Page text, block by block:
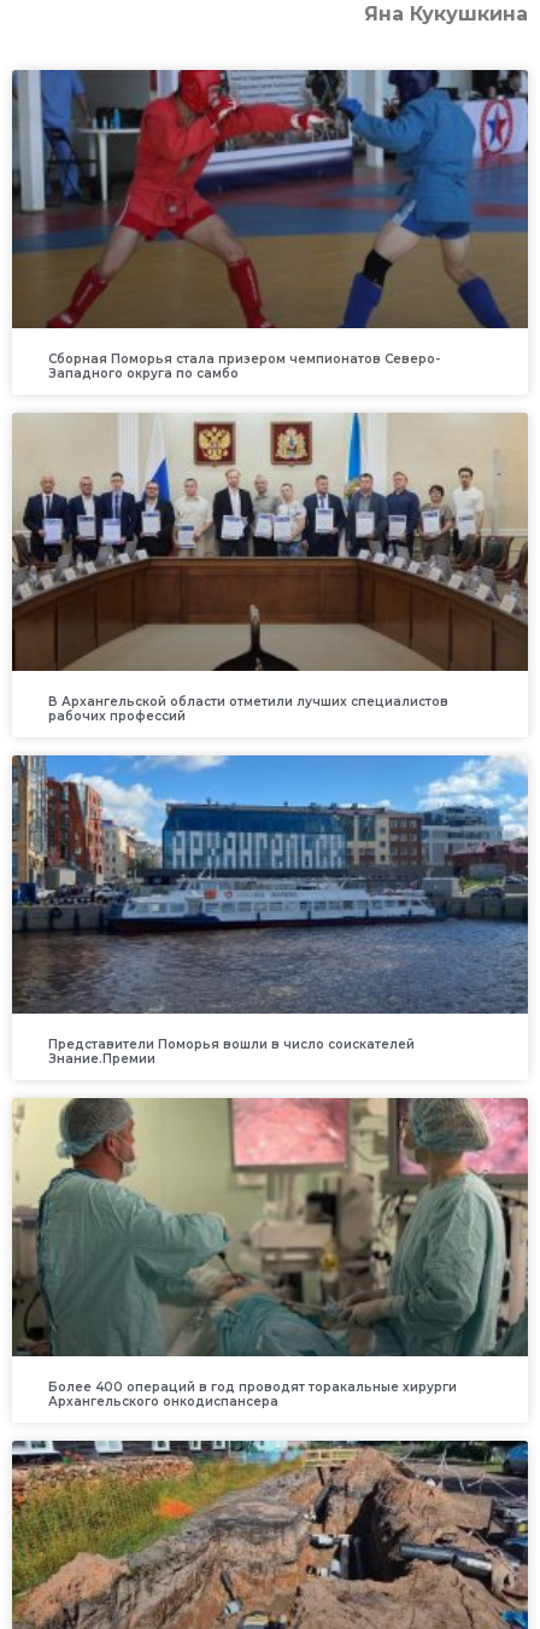
Яна Кукушкина
Сборная Поморья стала призером чемпионатов Северо-
Западного округа по самбо
В Архангельской области отметили лучших специалистов
рабочих профессий
Представители Поморья вошли в число соискателей
Знание.Премии
Более 400 операций в год проводят торакальные хирурги
Архангельского онкодиспансера